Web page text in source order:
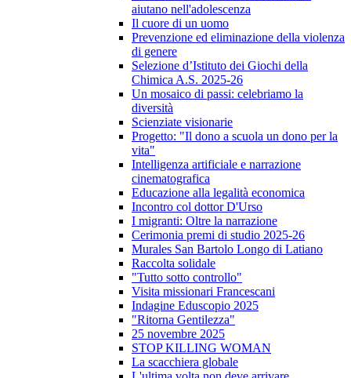
aiutano nell'adolescenza
Il cuore di un uomo
Prevenzione ed eliminazione della violenza
di genere
Selezione d’Istituto dei Giochi della
Chimica A.S. 2025-26
Un mosaico di passi: celebriamo la
diversità
Scienziate visionarie
Progetto: "Il dono a scuola un dono per la
vita"
Intelligenza artificiale e narrazione
cinematografica
Educazione alla legalità economica
Incontro col dottor D'Urso
I migranti: Oltre la narrazione
Cerimonia premi di studio 2025-26
Murales San Bartolo Longo di Latiano
Raccolta solidale
"Tutto sotto controllo"
Visita missionari Francescani
Indagine Eduscopio 2025
"Ritorna Gentilezza"
25 novembre 2025
STOP KILLING WOMAN
La scacchiera globale